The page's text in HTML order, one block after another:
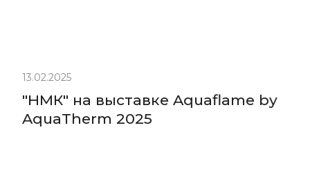
13.02.2025
"НМК" на выставке Aquaflame by
AquaTherm 2025